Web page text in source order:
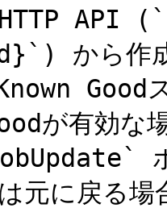
HTTP API
ら作成
Good
が有効な
ポ
元に戻る